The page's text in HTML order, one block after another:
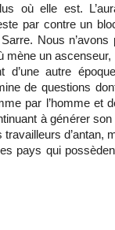
où elle est.
par contre un
Nous
mène un ascenseur,
d’une autre
de questions
par l’homme et
à générer
d’antan,
pays qui